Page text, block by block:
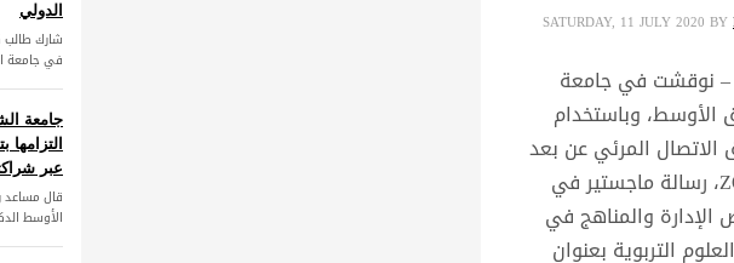
SATURDAY, 11 JULY 2020 BY
– نوقشت في جامعة
الأوسط، وباستخدام
الاتصال المرئي عن بعد
ZOOM، رسالة ماجستير في
والمناهج في
التربوية بعنوان
الدولي
شارك طالب
في جامعة
جامعة
التزامها
عبر
قال مساعد
الأوسط